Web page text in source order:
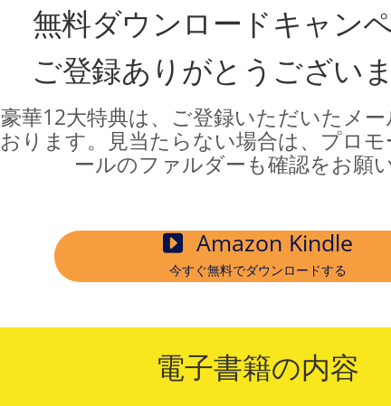
無料ダウンロードキャン
ご登録ありがとうございま
豪華12大特典は、ご登録いただいたメ
おります。見当たらない場合は、プロモ
ールのファルダーも確認をお願
Amazon Kindle
今すぐ無料でダウンロードする
電子書籍の内容